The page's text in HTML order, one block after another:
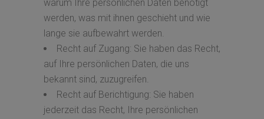
warum Ihre persönlichen Daten benötigt
werden, was mit ihnen geschieht und wie
lange sie aufbewahrt werden.
Recht auf Zugang: Sie haben das Recht,
auf Ihre persönlichen Daten, die uns
bekannt sind, zuzugreifen.
Recht auf Berichtigung: Sie haben
jederzeit das Recht, Ihre persönlichen